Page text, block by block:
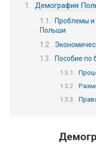
Демография
Проблемы и
Польши
Пособие по